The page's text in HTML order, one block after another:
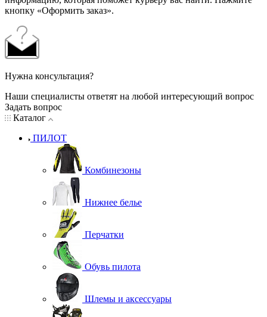
кнопку «Оформить заказ».
Нужна консультация?
Наши специалисты ответят на любой интересующий вопрос
Задать вопрос
Каталог
ПИЛОТ
Комбинезоны
Нижнее белье
Перчатки
Обувь пилота
Шлемы и аксессуары